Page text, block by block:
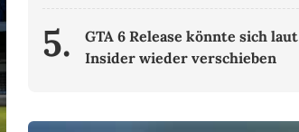
5.
GTA 6 Release könnte sich laut
Insider wieder verschieben